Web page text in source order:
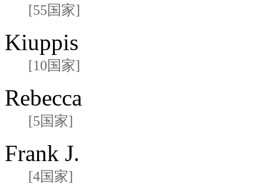
[55国家]
Kiuppis
[10国家]
Rebecca
[5国家]
Frank J.
[4国家]